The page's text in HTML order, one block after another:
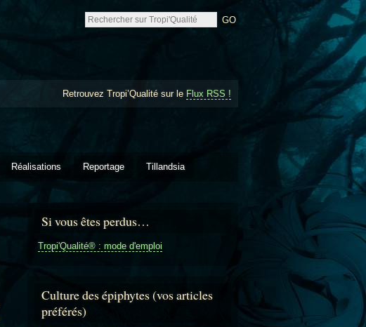
Retrouvez Tropi’Qualité sur le Flux RSS !
Réalisations Reportage Tillandsia
Si vous êtes perdus…
Tropi'Qualité® : mode d'emploi
Culture des épiphytes (vos articles
préférés)